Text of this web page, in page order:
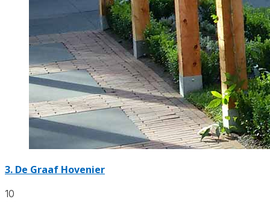
3. De Graaf Hovenier
10